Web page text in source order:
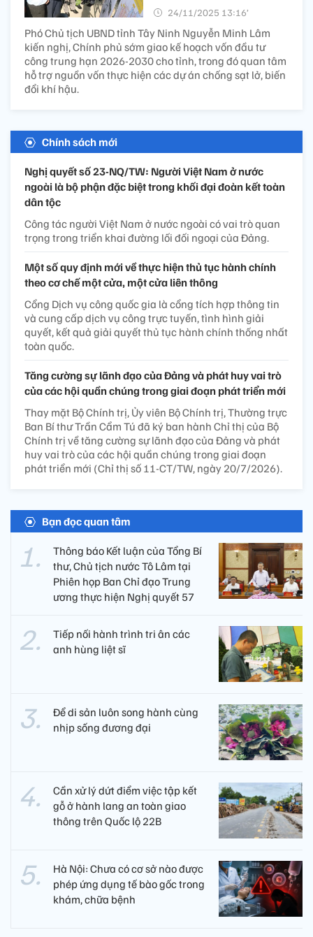
24/11/2025 13:16’
Phó Chủ tịch UBND tỉnh Tây Ninh Nguyễn Minh Lâm
kiến nghị, Chính phủ sớm giao kế hoạch vốn đầu tư
công trung hạn 2026-2030 cho tỉnh, trong đó quan tâm
hỗ trợ nguồn vốn thực hiện các dự án chống sạt lở, biến
đổi khí hậu.
Chính sách mới
Nghị quyết số 23-NQ/TW: Người Việt Nam ở nước
ngoài là bộ phận đặc biệt trong khối đại đoàn kết toàn
dân tộc
Công tác người Việt Nam ở nước ngoài có vai trò quan
trọng trong triển khai đường lối đối ngoại của Đảng.
Một số quy định mới về thực hiện thủ tục hành chính
theo cơ chế một cửa, một cửa liên thông
Cổng Dịch vụ công quốc gia là cổng tích hợp thông tin
và cung cấp dịch vụ công trực tuyến, tình hình giải
quyết, kết quả giải quyết thủ tục hành chính thống nhất
toàn quốc.
Tăng cường sự lãnh đạo của Đảng và phát huy vai trò
của các hội quần chúng trong giai đoạn phát triển mới
Thay mặt Bộ Chính trị, Ủy viên Bộ Chính trị, Thường trực
Ban Bí thư Trần Cẩm Tú đã ký ban hành Chỉ thị của Bộ
Chính trị về tăng cường sự lãnh đạo của Đảng và phát
huy vai trò của các hội quần chúng trong giai đoạn
phát triển mới (Chỉ thị số 11-CT/TW, ngày 20/7/2026).
Bạn đọc quan tâm
Thông báo Kết luận của Tổng Bí
thư, Chủ tịch nước Tô Lâm tại
Phiên họp Ban Chỉ đạo Trung
ương thực hiện Nghị quyết 57
Tiếp nối hành trình tri ân các
anh hùng liệt sĩ ​
Để di sản luôn song hành cùng
nhịp sống đương đại
Cần xử lý dứt điểm việc tập kết
gỗ ở hành lang an toàn giao
thông trên Quốc lộ 22B
Hà Nội: Chưa có cơ sở nào được
phép ứng dụng tế bào gốc trong
khám, chữa bệnh